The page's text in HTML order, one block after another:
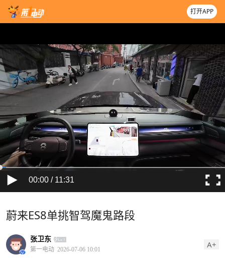
打开APP
00:00 / 11:31
蔚来ES8单挑智驾魔鬼路段
张卫东
第一电动 2026-07-06 10:01 A+